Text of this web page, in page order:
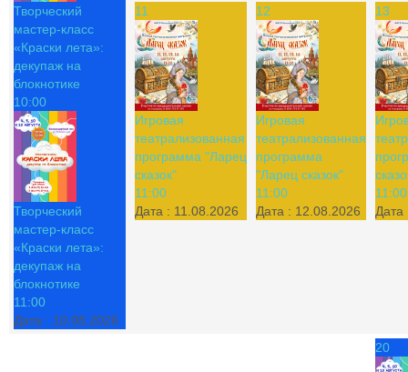
Творческий
мастер-класс
«Краски лета»:
декупаж на
блокнотике
10:00
Творческий
мастер-класс
«Краски лета»:
декупаж на
блокнотике
11:00
Дата : 10.08.2026
11
Игровая
театрализованная
программа "Ларец
сказок"
11:00
Дата : 11.08.2026
12
Игровая
театрализованная
программа
"Ларец сказок"
11:00
Дата : 12.08.2026
13
11:00
20